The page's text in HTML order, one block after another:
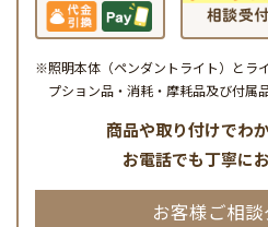
※照明本体（ペンダントライト）とラ
プション品・消耗・摩耗品及び付属
商品や取り付けでわ
お電話でも丁寧に
お客様ご相